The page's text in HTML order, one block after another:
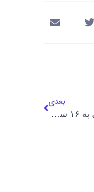
بعدی
محکومیت انیسا فناییان، شهروند بهایی به ۱۶ سال زندان و مجازات‌های تکمیلی